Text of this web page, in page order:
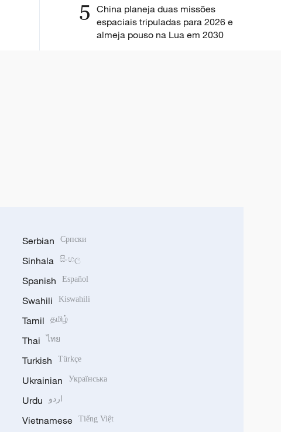
5 China planeja duas missões
espaciais tripuladas para 2026 e
almeja pouso na Lua em 2030
Serbian Српски
Sinhala සිංහල
Spanish Español
Swahili Kiswahili
Tamil தமிழ்
Thai ไทย
Turkish Türkçe
Ukrainian Українська
Urdu اردو
Vietnamese Tiếng Việt